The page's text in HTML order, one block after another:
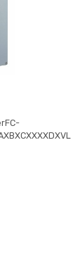
IP66 / NEMA